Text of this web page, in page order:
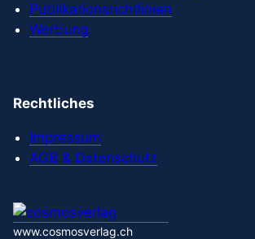
Publikationsrichtlinien
Werbung
Rechtliches
Impressum
AGB & Datenschutz
www.cosmosverlag.ch